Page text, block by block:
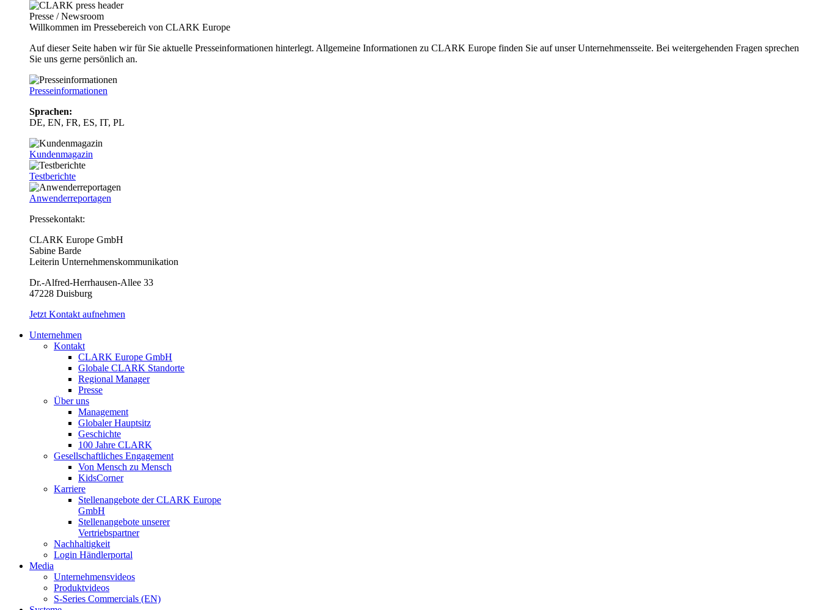
Presse / Newsroom
Willkommen im Pressebereich von CLARK Europe
Auf dieser Seite haben wir für Sie aktuelle Presseinformationen hinterlegt. Allgemeine Informationen zu CLARK Europe finden Sie auf unser Unternehmensseite. Bei weitergehenden Fragen sprechen
Sie uns gerne persönlich an.
Presseinformationen
Sprachen:
DE, EN, FR, ES, IT, PL
Kundenmagazin
Testberichte
Anwenderreportagen
Pressekontakt:
CLARK Europe GmbH
Sabine Barde
Leiterin Unternehmenskommunikation
Dr.-Alfred-Herrhausen-Allee 33
47228 Duisburg
Jetzt Kontakt aufnehmen
Unternehmen
Kontakt
CLARK Europe GmbH
Globale CLARK Standorte
Regional Manager
Presse
Über uns
Management
Globaler Hauptsitz
Geschichte
100 Jahre CLARK
Gesellschaftliches Engagement
Von Mensch zu Mensch
KidsCorner
Karriere
Stellenangebote der CLARK Europe
GmbH
Stellenangebote unserer
Vertriebspartner
Nachhaltigkeit
Login Händlerportal
Media
Unternehmensvideos
Produktvideos
S-Series Commercials (EN)